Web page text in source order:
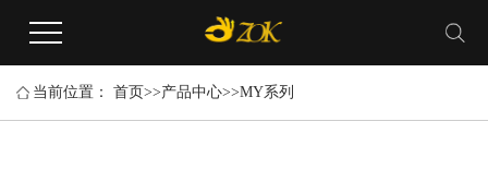
当前位置： 首页>>产品中心>>MY系列